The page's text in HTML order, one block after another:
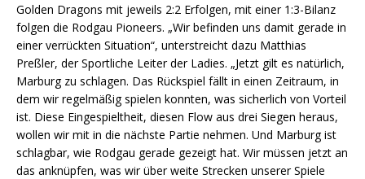
Golden Dragons mit jeweils 2:2 Erfolgen, mit einer 1:3-Bilanz
folgen die Rodgau Pioneers. „Wir befinden uns damit gerade in
einer verrückten Situation“, unterstreicht dazu Matthias
Preßler, der Sportliche Leiter der Ladies. „Jetzt gilt es natürlich,
Marburg zu schlagen. Das Rückspiel fällt in einen Zeitraum, in
dem wir regelmäßig spielen konnten, was sicherlich von Vorteil
ist. Diese Eingespieltheit, diesen Flow aus drei Siegen heraus,
wollen wir mit in die nächste Partie nehmen. Und Marburg ist
schlagbar, wie Rodgau gerade gezeigt hat. Wir müssen jetzt an
das anknüpfen, was wir über weite Strecken unserer Spiele